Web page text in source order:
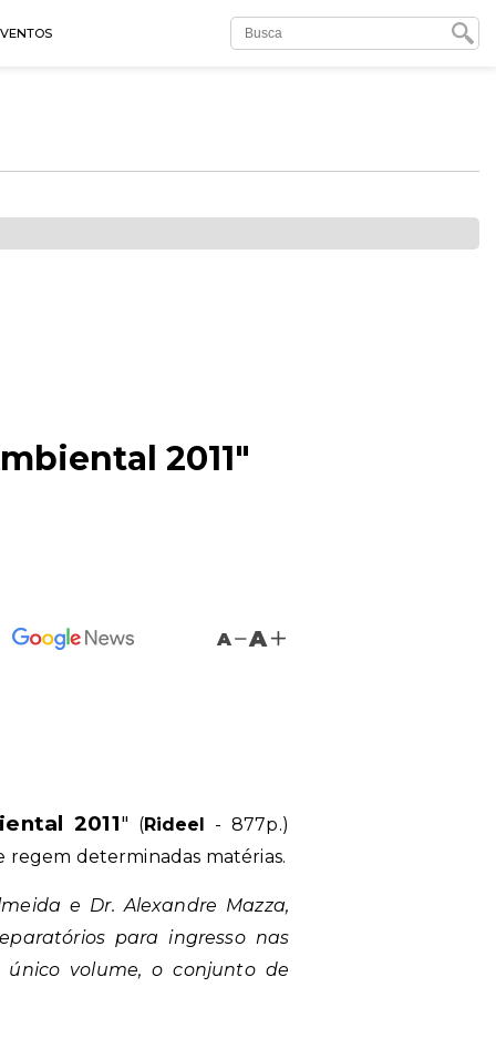
2011"
A A
2011" (Rideel - 877p.)
determinadas matérias.
e Dr. Alexandre Mazza,
para ingresso nas
único volume, o conjunto de